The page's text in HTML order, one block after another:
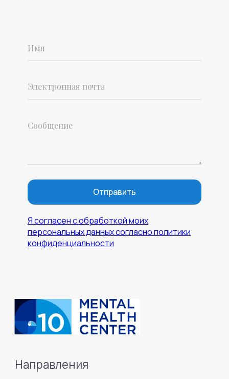
Отправить
Я согласен с обработкой моих
персональных данных согласно политики
конфиденциальности